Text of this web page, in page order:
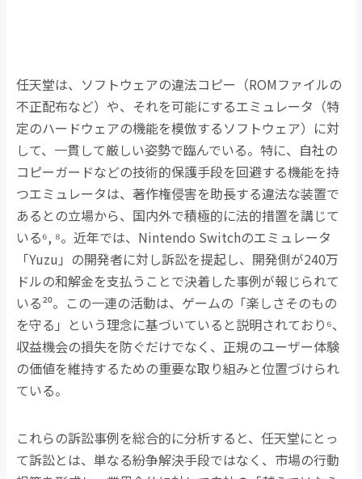
任天堂は、ソフトウェアの違法コピー（ROMファイルの
不正配布など）や、それを可能にするエミュレータ（特
定のハードウェアの機能を模倣するソフトウェア）に対
して、一貫して厳しい姿勢で臨んでいる。特に、自社の
コピーガードなどの技術的保護手段を回避する機能を持
つエミュレータは、著作権侵害を助長する違法な装置で
あるとの立場から、国内外で積極的に法的措置を講じて
いる⁶, ⁸。近年では、 Nintendo Switchのエミュレータ
「Yuzu 」の開発者に対し訴訟を提起し、開発側が240万
ドルの和解金を支払うことで決着した事例が報じられて
いる²⁰。この一連の活動は、ゲームの「楽しさそのもの
を守る」という理念に基づいていると説明されており⁶、
収益機会の損失を防ぐだけでなく、正規のユーザー体験
の価値を維持するための重要な取り組みと位置づけられ
ている。
これらの訴訟事例を総合的に分析すると、任天堂にとっ
て訴訟とは、単なる紛争解決手段ではなく、市場の行動